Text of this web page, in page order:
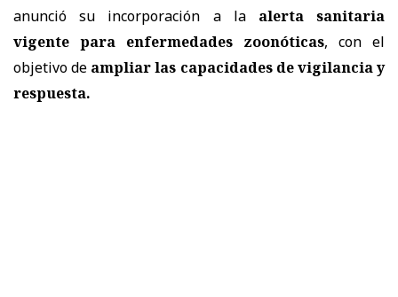
anunció su incorporación a la alerta sanitaria
vigente para enfermedades zoonóticas, con el
objetivo de ampliar las capacidades de vigilancia y
respuesta.